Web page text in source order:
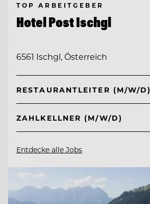
TOP ARBEITGEBER
Hotel Post Ischgl
6561 Ischgl, Österreich
RESTAURANTLEITER (M/W/D)
ZAHLKELLNER (M/W/D)
Entdecke alle Jobs